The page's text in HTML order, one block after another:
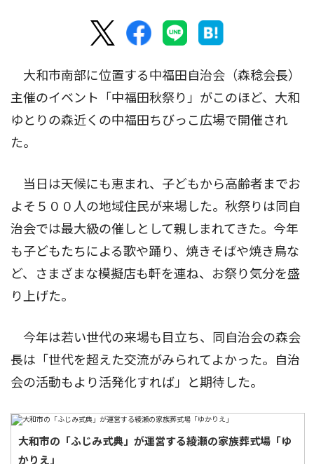
大和市南部に位置する中福田自治会（森稔会長）
主催のイベント「中福田秋祭り」がこのほど、大和
ゆとりの森近くの中福田ちびっこ広場で開催され
た。
当日は天候にも恵まれ、子どもから高齢者までお
よそ５００人の地域住民が来場した。秋祭りは同自
治会では最大級の催しとして親しまれてきた。今年
も子どもたちによる歌や踊り、焼きそばや焼き鳥な
ど、さまざまな模擬店も軒を連ね、お祭り気分を盛
り上げた。
今年は若い世代の来場も目立ち、同自治会の森会
長は「世代を超えた交流がみられてよかった。自治
会の活動もより活発化すれば」と期待した。
大和市の「ふじみ式典」が運営する綾瀬の家族葬式場「ゆ
かりえ」